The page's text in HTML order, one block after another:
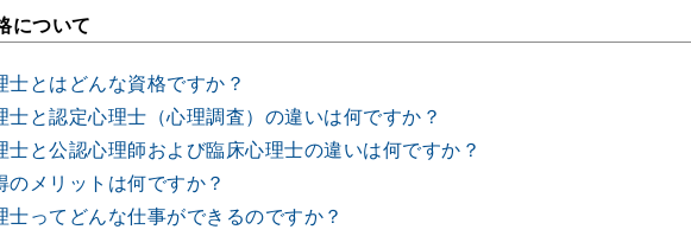
について
士とはどんな資格ですか？
士と認定心理士（心理調査）の違いは何ですか？
士と公認心理師および臨床心理士の違いは何ですか？
のメリットは何ですか？
士ってどんな仕事ができるのですか？